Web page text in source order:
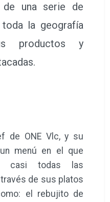
de una serie de
la geografía
productos y
ONE Vlc, y su
menú en el que
casi todas las
de sus platos
el rebujito de